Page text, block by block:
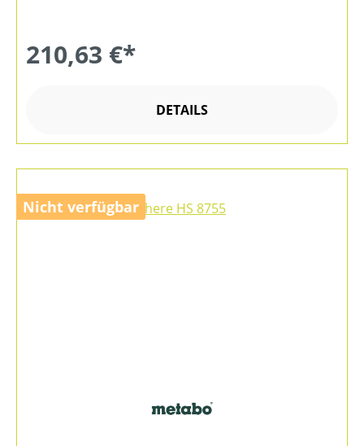
210,63 €*
DETAILS
Nicht verfügbar